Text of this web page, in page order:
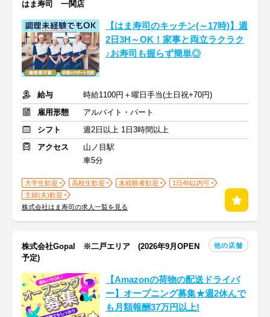
はま寿司 一関店
【はま寿司のキッチン(～17時)】週
2日3H～OK！家事と両立ラクラク
♪お寿司も握らず簡単◎
給与
時給1100円＋曜日手当(土日祝+70円)
雇用形態
アルバイト・パート
シフト
週2日以上 1日3時間以上
アクセス
山ノ目駅
車5分
大学生歓迎 高校生歓迎 未経験者歓迎
1日4h以内可
主婦(夫)歓迎
株式会社はま寿司の求人一覧を見る
株式会社Gopal ※二戸エリア (2026年9月OPEN
予定)
他の店舗
【Amazonの荷物の配送ドライバ
ー】オープニング募集★週2休んで
も月額報酬37万円以上!